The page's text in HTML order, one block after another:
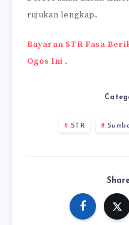
rujukan lengkap.
Bayaran STR Fasa
Ogos Ini .
STR